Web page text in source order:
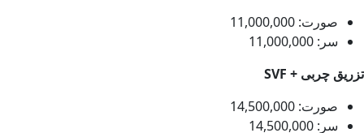
صورت: 11,000,000
سر: 11,000,000
تزریق چربی + SVF
صورت: 14,500,000
سر: 14,500,000